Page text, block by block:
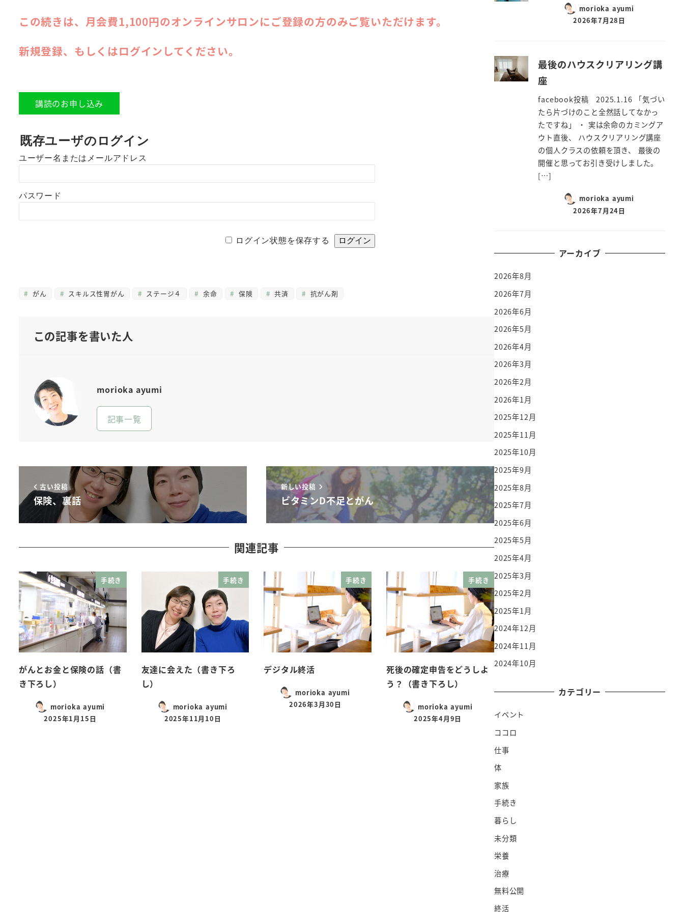
この続きは、月会費1,100円のオンラインサロンにご登録の方のみご覧いただけます。
新規登録、もしくはログインしてください。
講読のお申し込み
既存ユーザのログイン
ユーザー名またはメールアドレス
パスワード
ログイン状態を保存する
がん スキルス性胃がん ステージ４ 余命 保険 共済 抗がん剤
この記事を書いた人
morioka ayumi
記事一覧
古い投稿
保険、裏話
新しい投稿
ビタミンD不足とがん
関連記事
手続き
がんとお金と保険の話（書
き下ろし）
morioka ayumi
2025年1月15日
手続き
友達に会えた（書き下ろ
し）
morioka ayumi
2025年11月10日
手続き
デジタル終活
morioka ayumi
2026年3月30日
手続き
死後の確定申告をどうしよ
う？（書き下ろし）
morioka ayumi
2025年4月9日
morioka ayumi
2026年7月28日
最後のハウスクリアリング講
座
facebook投稿 2025.1.16 「気づい
たら片づけのこと全然話してなかっ
たですね」 ・ 実は余命のカミングア
ウト直後、 ハウスクリアリング講座
の個人クラスの依頼を頂き、 最後の
開催と思ってお引き受けしました。
[…]
morioka ayumi
2026年7月24日
アーカイブ
2026年8月
2026年7月
2026年6月
2026年5月
2026年4月
2026年3月
2026年2月
2026年1月
2025年12月
2025年11月
2025年10月
2025年9月
2025年8月
2025年7月
2025年6月
2025年5月
2025年4月
2025年3月
2025年2月
2025年1月
2024年12月
2024年11月
2024年10月
カテゴリー
イベント
ココロ
仕事
体
家族
手続き
暮らし
未分類
栄養
治療
無料公開
終活